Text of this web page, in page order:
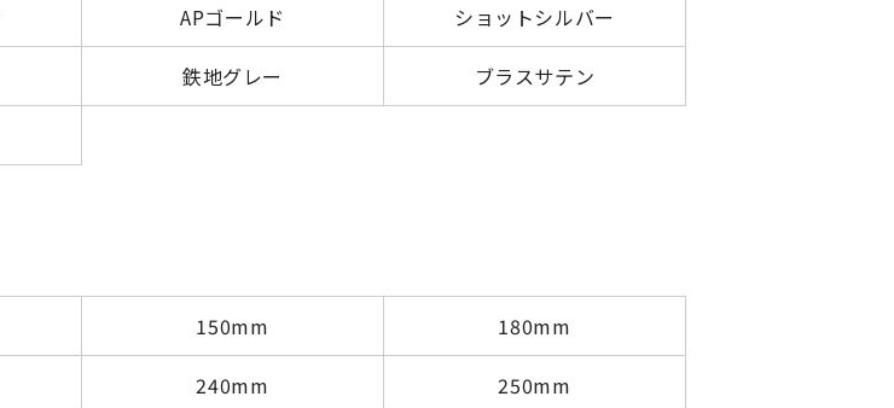
APゴールド ショットシルバー
鉄地グレー ブラスサテン
150mm 180mm
240mm 250mm